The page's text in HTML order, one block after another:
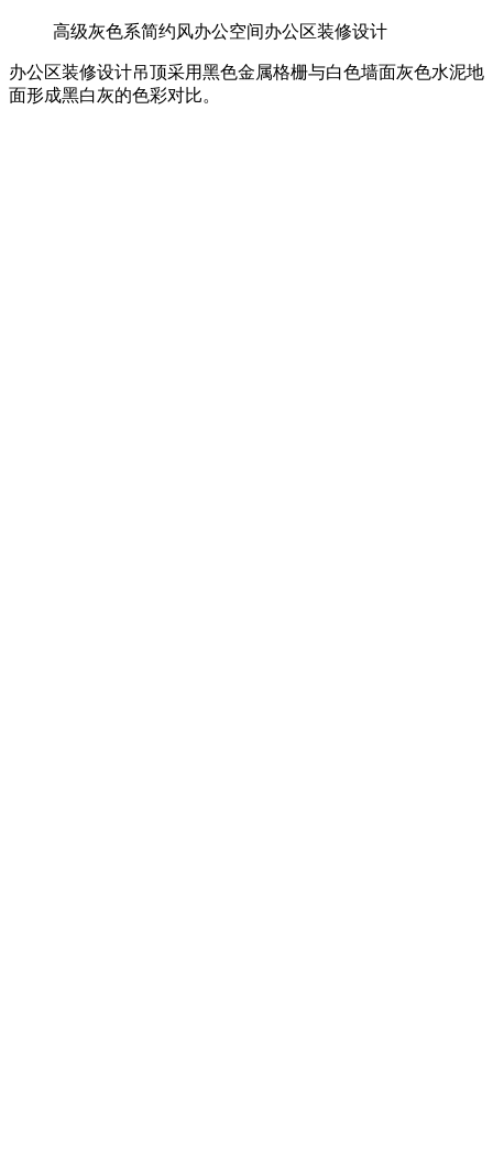
高级灰色系简约风办公空间办公区装修设计
办公区装修设计吊顶采用黑色金属格栅与白色墙面灰色水泥地
面形成黑白灰的色彩对比。